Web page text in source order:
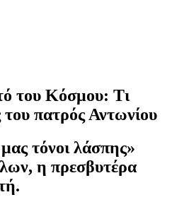
του Κόσμου: Τι
του πατρός Αντωνίου
τόνοι λάσπης»
η πρεσβυτέρα